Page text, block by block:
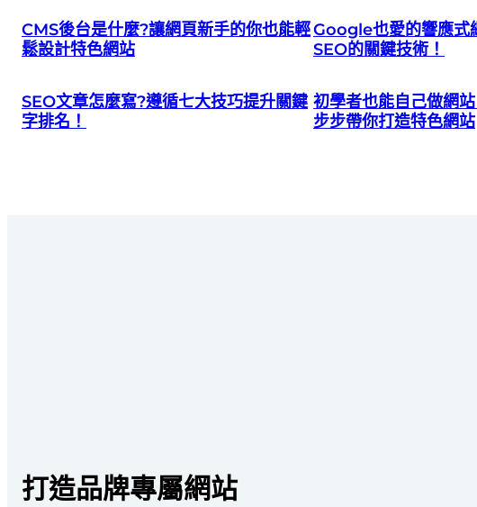
CMS後台是什麼?讓網頁新手的你也能輕
鬆設計特色網站
Google也愛的響應式
SEO的關鍵技術！
SEO文章怎麼寫?遵循七大技巧提升關鍵
字排名！
初學者也能自己做網
步步帶你打造特色網站
打造品牌專屬網站